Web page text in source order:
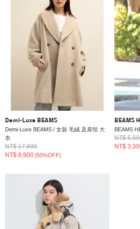
Demi-Luxe BEAMS
Demi-Luxe BEAMS / 女裝 毛絨 及肩領 大
衣
NT$ 17,800
NT$ 8,900 [50%OFF]
BEAMS
BEAMS
NT$
NT$